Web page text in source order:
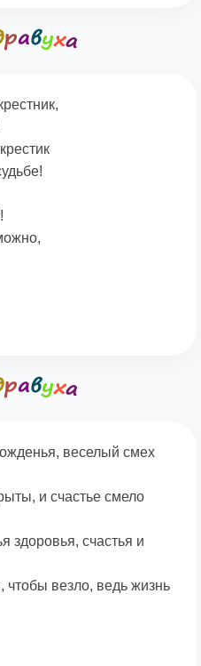
веселый смех
и счастье смело
здоровья, счастья и
везло, ведь жизнь